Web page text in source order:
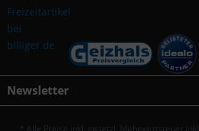
Newsletter